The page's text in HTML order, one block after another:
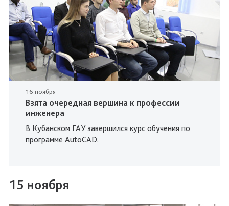
16 ноября
Взята очередная вершина к профессии
инженера
В Кубанском ГАУ завершился курс обучения по
программе AutoCAD.
15 ноября